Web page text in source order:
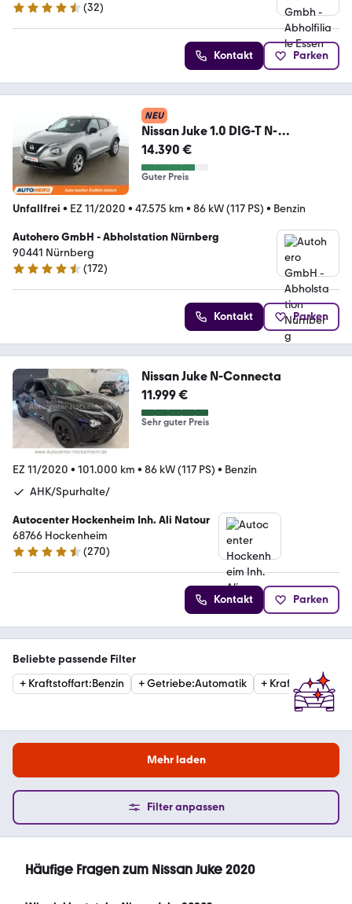
4.7 Sterne
(32)
Kontakt Parken
NEU
Nissan Juke 1.0 DIG-T N-
Connecta*NAVI*LED*CAM*SPUR
*PDC*
14.390 €
Guter Preis
Unfallfrei • EZ 11/2020 • 47.575 km • 86 kW (117 PS) • Benzin
Autohero GmbH - Abholstation Nürnberg
90441 Nürnberg
4.5 Sterne
(172)
Kontakt Parken
Nissan Juke N-Connecta
11.999 €
Sehr guter Preis
EZ 11/2020 • 101.000 km • 86 kW (117 PS) • Benzin
AHK/Spurhalte/
Autocenter Hockenheim Inh. Ali Natour
68766 Hockenheim
4.7 Sterne
(270)
Kontakt Parken
Beliebte passende Filter
+ Kraftstoffart:Benzin +Getriebe:Automatik + Kraftstoffart
Mehr laden
Filter anpassen
Häufige Fragen zum Nissan Juke 2020